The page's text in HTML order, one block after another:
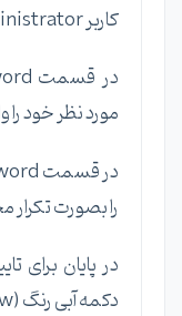
کاربر Administrator را وارد کنید.
مورد نظر خود را
را بصورت تکرار
در پایان برای
دکمه آبی رنگ (Right Arrow) کلیک کنید.